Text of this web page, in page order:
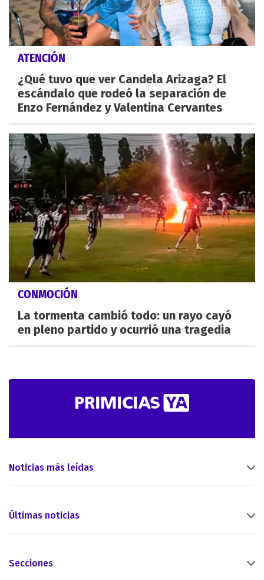
ATENCIÓN
¿Qué tuvo que ver Candela Arizaga? El
escándalo que rodeó la separación de
Enzo Fernández y Valentina Cervantes
CONMOCIÓN
La tormenta cambió todo: un rayo cayó
en pleno partido y ocurrió una tragedia
Noticias más leídas
Últimas noticias
Secciones